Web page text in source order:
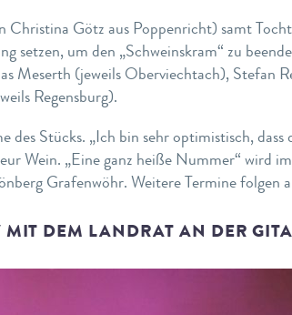
Götz aus Poppenricht) samt
setzen, um den „Schweinskram“ zu
Meserth (jeweils Oberviechtach), Stefan
Regensburg).
Stücks. „Ich bin sehr optimistisch,
Wein. „Eine ganz heiße Nummer“ wird
Grafenwöhr. Weitere Termine
DEM LANDRAT AN DER